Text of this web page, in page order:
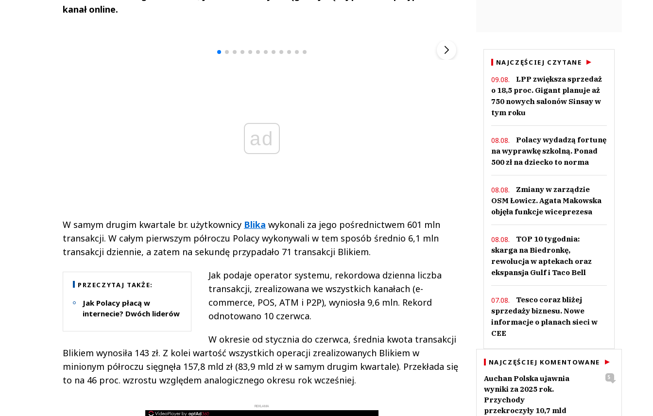
kanał online.
ad
W samym drugim kwartale br. użytkownicy Blika wykonali za jego pośrednictwem 601 mln
transakcji. W całym pierwszym półroczu Polacy wykonywali w tem sposób średnio 6,1 mln
transakcji dziennie, a zatem na sekundę przypadało 71 transakcji Blikiem.
PRZECZYTAJ TAKŻE:
Jak Polacy płacą w
internecie? Dwóch liderów
Jak podaje operator systemu, rekordowa dzienna liczba
transakcji, zrealizowana we wszystkich kanałach (e-
commerce, POS, ATM i P2P), wyniosła 9,6 mln. Rekord
odnotowano 10 czerwca.
W okresie od stycznia do czerwca, średnia kwota transakcji
Blikiem wynosiła 143 zł. Z kolei wartość wszystkich operacji zrealizowanych Blikiem w
minionym półroczu sięgnęła 157,8 mld zł (83,9 mld zł w samym drugim kwartale). Przekłada się
to na 46 proc. wzrostu względem analogicznego okresu rok wcześniej.
REKLAMA
NAJCZĘŚCIEJ CZYTANE
09.08.
LPP zwiększa sprzedaż
o 18,5 proc. Gigant planuje aż
750 nowych salonów Sinsay w
tym roku
08.08.
Polacy wydadzą fortunę
na wyprawkę szkolną. Ponad
500 zł na dziecko to norma
08.08.
Zmiany w zarządzie
OSM Łowicz. Agata Makowska
objęła funkcje wiceprezesa
08.08.
TOP 10 tygodnia:
skarga na Biedronkę,
rewolucja w aptekach oraz
ekspansja Gulf i Taco Bell
07.08.
Tesco coraz bliżej
sprzedaży biznesu. Nowe
informacje o planach sieci w
CEE
NAJCZĘŚCIEJ KOMENTOWANE
Auchan Polska ujawnia
wyniki za 2025 rok.
Przychody
przekroczyły 10,7 mld
5